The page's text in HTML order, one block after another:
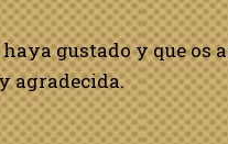
haya gustado y que os
agradecida.